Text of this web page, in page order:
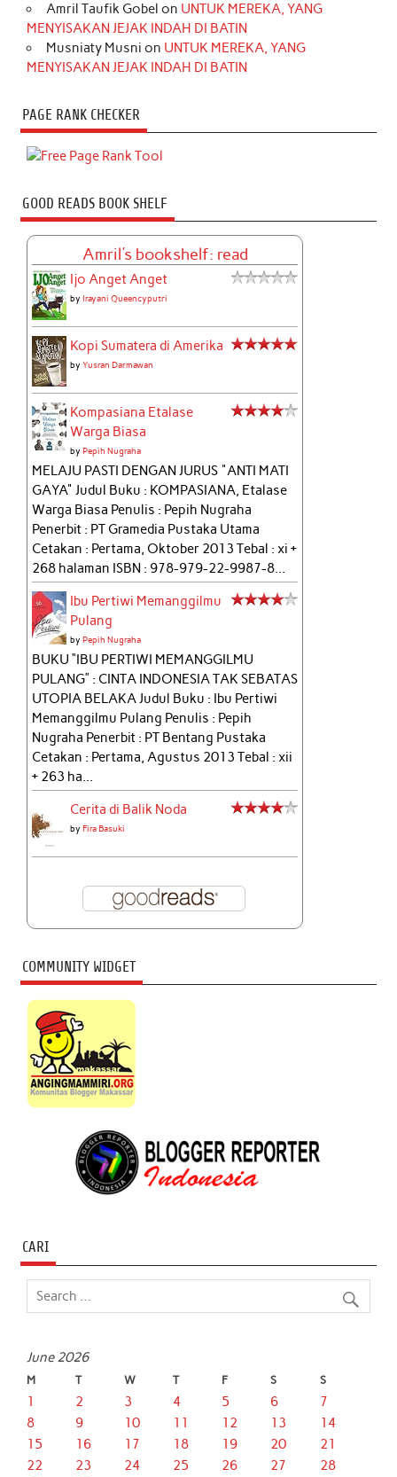
Amril Taufik Gobel on UNTUK MEREKA, YANG
MENYISAKAN JEJAK INDAH DI BATIN
Musniaty Musni on UNTUK MEREKA, YANG
MENYISAKAN JEJAK INDAH DI BATIN
PAGE RANK CHECKER
GOOD READS BOOK SHELF
Amril's bookshelf: read
Ijo Anget Anget
byIrayani Queencyputri
Kopi Sumatera di Amerika
byYusran Darmawan
Kompasiana Etalase
Warga Biasa
byPepih Nugraha
MELAJU PASTI DENGAN JURUS "ANTI MATI
GAYA" Judul Buku : KOMPASIANA, Etalase
Warga Biasa Penulis : Pepih Nugraha
Penerbit : PT Gramedia Pustaka Utama
Cetakan : Pertama, Oktober 2013 Tebal : xi +
268 halaman ISBN : 978-979-22-9987-8...
Ibu Pertiwi Memanggilmu
Pulang
byPepih Nugraha
BUKU “IBU PERTIWI MEMANGGILMU
PULANG” : CINTA INDONESIA TAK SEBATAS
UTOPIA BELAKA Judul Buku : Ibu Pertiwi
Memanggilmu Pulang Penulis : Pepih
Nugraha Penerbit : PT Bentang Pustaka
Cetakan : Pertama, Agustus 2013 Tebal : xii
+ 263 ha...
Cerita di Balik Noda
byFira Basuki
COMMUNITY WIDGET
CARI
June 2026
M T W T F S S
1 2 3 4 5 6
7
8
9 10 11 12 13
14
15
16 17 18 19 20
21
22
23 24 25 26 27
28